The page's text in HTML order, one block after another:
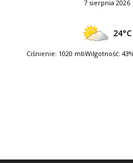
7 sierpnia 2026
24°C
Ciśnienie: 1020 mbWilgotność: 43%